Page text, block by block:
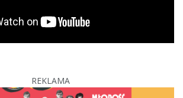
REKLAMA